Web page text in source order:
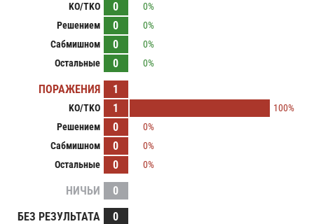
KO/TKO 0
0%
Решением
0
0%
Сабмишном
0
0%
Остальные
0 0%
ПОРАЖЕНИЯ 1
KO/TKO 1
100%
Решением
0
0%
Сабмишном
0
0%
Остальные
0 0%
НИЧЬИ
0
БЕЗ РЕЗУЛЬТАТА
0